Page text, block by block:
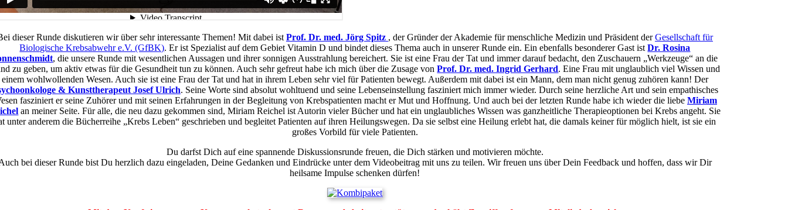
dieser Runde diskutieren wir über sehr interessante Themen! Mit dabei ist Prof. Dr. med. Jörg Spitz , der Gründer der Akademie für menschliche Medizin und Präsident derGesellschaft für
Biologische Krebsabwehr e.V. (GfBK). Er ist Spezialist auf dem Gebiet Vitamin D und bindet dieses Thema auch in unserer Runde ein. Ein ebenfalls besonderer Gast istDr. Rosina
, die unsere Runde mit wesentlichen Aussagen und ihrer sonnigen Ausstrahlung bereichert. Sie ist eine Frau der Tat und immer darauf bedacht, den Zuschauern „Werkzeuge“ an die
zu geben, um aktiv etwas für die Gesundheit tun zu können. Auch sehr gefreut habe ich mich über die Zusage vonProf. Dr. med. Ingrid Gerhard. Eine Frau mit unglaublich viel Wissen und
einem wohlwollenden Wesen. Auch sie ist eine Frau der Tat und hat in ihrem Leben sehr viel für Patienten bewegt. Außerdem mit dabei ist ein Mann, dem man nicht genug zuhören kann! Der
& Kunsttherapeut Josef Ulrich. Seine Worte sind absolut wohltuend und seine Lebenseinstellung fasziniert mich immer wieder. Durch seine herzliche Art und sein empathisches
fasziniert er seine Zuhörer und mit seinen Erfahrungen in der Begleitung von Krebspatienten macht er Mut und Hoffnung. Und auch bei der letzten Runde habe ich wieder die liebe Miriam
an meiner Seite. Für alle, die neu dazu gekommen sind, Miriam Reichel ist Autorin vieler Bücher und hat ein unglaubliches Wissen was ganzheitliche Therapieoptionen bei Krebs angeht. Sie
unter anderem die Bücherreihe „Krebs Leben“ geschrieben und begleitet Patienten auf ihren Heilungswegen. Da sie selbst eine Heilung erlebt hat, die damals keiner für möglich hielt, ist sie ein
großes Vorbild für viele Patienten.
Du darfst Dich auf eine spannende Diskussionsrunde freuen, die Dich stärken und motivieren möchte.
bei dieser Runde bist Du herzlich dazu eingeladen, Deine Gedanken und Eindrücke unter dem Videobeitrag mit uns zu teilen. Wir freuen uns über Dein Feedback und hoffen, dass wir Dir
heilsame Impulse schenken dürfen!